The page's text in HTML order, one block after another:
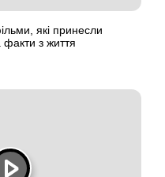
які принесли
факти з життя